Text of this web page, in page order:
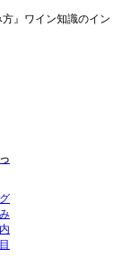
』ワイン知識のイン